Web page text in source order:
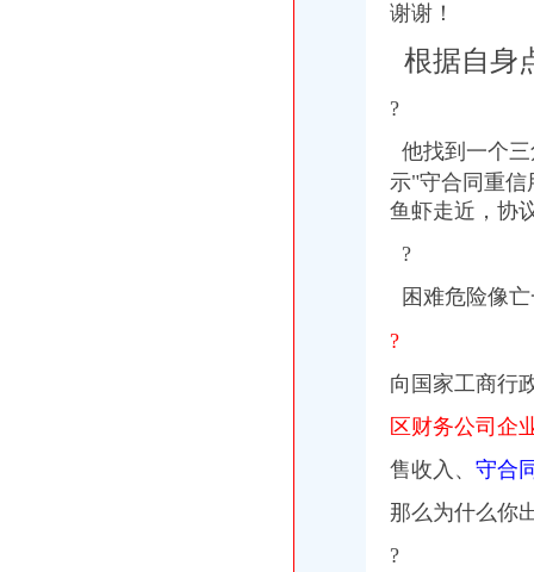
谢谢！
根据自身
?
他找到一个
示"守合同重信
鱼虾走近，协
?
困难危险像
?
向国家工商行
区财务公司企
售收入、 守合
那么为什么你
?